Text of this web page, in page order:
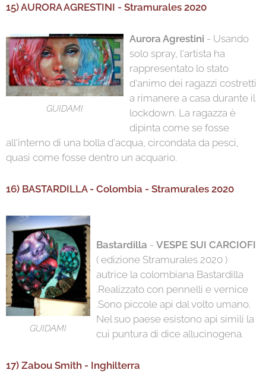
15) AURORA AGRESTINI - Stramurales 2020
GUIDAMI
Aurora Agrestini - Usando
solo spray, l'artista ha
rappresentato lo stato
d'animo dei ragazzi costretti
a rimanere a casa durante il
lockdown. La ragazza è
dipinta come se fosse
all'interno di una bolla d'acqua, circondata da pesci,
quasi come fosse dentro un acquario.
16) BASTARDILLA - Colombia - Stramurales 2020
GUIDAMI
Bastardilla - VESPE SUI CARCIOFI
( edizione Stramurales 2020 )
autrice la colombiana Bastardilla
.Realizzato con pennelli e vernice
.Sono piccole api dal volto umano.
Nel suo paese esistono api simili la
cui puntura di dice allucinogena.
17) Zabou Smith - Inghilterra